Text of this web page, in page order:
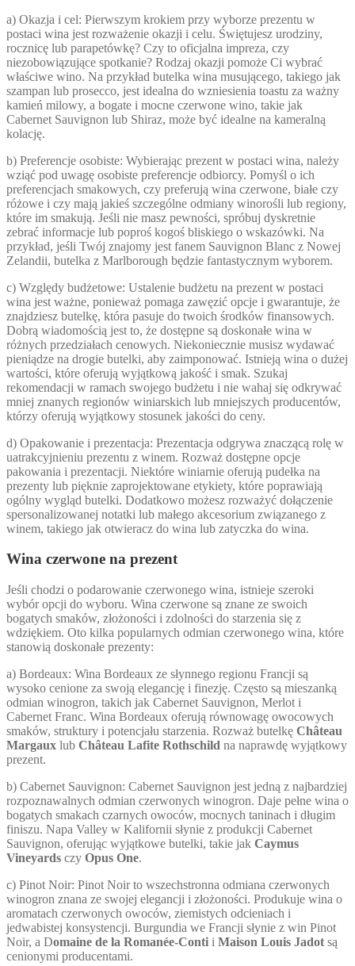
a) Okazja i cel: Pierwszym krokiem przy wyborze prezentu w
postaci wina jest rozważenie okazji i celu. Świętujesz urodziny,
rocznicę lub parapetówkę? Czy to oficjalna impreza, czy
niezobowiązujące spotkanie? Rodzaj okazji pomoże Ci wybrać
właściwe wino. Na przykład butelka wina musującego, takiego jak
szampan lub prosecco, jest idealna do wzniesienia toastu za ważny
kamień milowy, a bogate i mocne czerwone wino, takie jak
Cabernet Sauvignon lub Shiraz, może być idealne na kameralną
kolację.
b) Preferencje osobiste: Wybierając prezent w postaci wina, należy
wziąć pod uwagę osobiste preferencje odbiorcy. Pomyśl o ich
preferencjach smakowych, czy preferują wina czerwone, białe czy
różowe i czy mają jakieś szczególne odmiany winorośli lub regiony,
które im smakują. Jeśli nie masz pewności, spróbuj dyskretnie
zebrać informacje lub poproś kogoś bliskiego o wskazówki. Na
przykład, jeśli Twój znajomy jest fanem Sauvignon Blanc z Nowej
Zelandii, butelka z Marlborough będzie fantastycznym wyborem.
c) Względy budżetowe: Ustalenie budżetu na prezent w postaci
wina jest ważne, ponieważ pomaga zawęzić opcje i gwarantuje, że
znajdziesz butelkę, która pasuje do twoich środków finansowych.
Dobrą wiadomością jest to, że dostępne są doskonałe wina w
różnych przedziałach cenowych. Niekoniecznie musisz wydawać
pieniądze na drogie butelki, aby zaimponować. Istnieją wina o dużej
wartości, które oferują wyjątkową jakość i smak. Szukaj
rekomendacji w ramach swojego budżetu i nie wahaj się odkrywać
mniej znanych regionów winiarskich lub mniejszych producentów,
którzy oferują wyjątkowy stosunek jakości do ceny.
d) Opakowanie i prezentacja: Prezentacja odgrywa znaczącą rolę w
uatrakcyjnieniu prezentu z winem. Rozważ dostępne opcje
pakowania i prezentacji. Niektóre winiarnie oferują pudełka na
prezenty lub pięknie zaprojektowane etykiety, które poprawiają
ogólny wygląd butelki. Dodatkowo możesz rozważyć dołączenie
spersonalizowanej notatki lub małego akcesorium związanego z
winem, takiego jak otwieracz do wina lub zatyczka do wina.
Wina czerwone na prezent
Jeśli chodzi o podarowanie czerwonego wina, istnieje szeroki
wybór opcji do wyboru. Wina czerwone są znane ze swoich
bogatych smaków, złożoności i zdolności do starzenia się z
wdziękiem. Oto kilka popularnych odmian czerwonego wina, które
stanowią doskonałe prezenty:
a) Bordeaux: Wina Bordeaux ze słynnego regionu Francji są
wysoko cenione za swoją elegancję i finezję. Często są mieszanką
odmian winogron, takich jak Cabernet Sauvignon, Merlot i
Cabernet Franc. Wina Bordeaux oferują równowagę owocowych
smaków, struktury i potencjału starzenia. Rozważ butelkę Château
Margaux lub Château Lafite Rothschild na naprawdę wyjątkowy
prezent.
b) Cabernet Sauvignon: Cabernet Sauvignon jest jedną z najbardziej
rozpoznawalnych odmian czerwonych winogron. Daje pełne wina o
bogatych smakach czarnych owoców, mocnych taninach i długim
finiszu. Napa Valley w Kalifornii słynie z produkcji Cabernet
Sauvignon, oferując wyjątkowe butelki, takie jak Caymus
Vineyards czy Opus One.
c) Pinot Noir: Pinot Noir to wszechstronna odmiana czerwonych
winogron znana ze swojej elegancji i złożoności. Produkuje wina o
aromatach czerwonych owoców, ziemistych odcieniach i
jedwabistej konsystencji. Burgundia we Francji słynie z win Pinot
Noir, a Domaine de la Romanée-Conti i Maison Louis Jadot są
cenionymi producentami.